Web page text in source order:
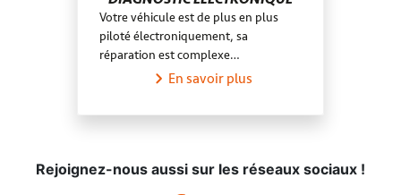
Votre véhicule est de plus en plus
piloté électroniquement, sa
réparation est complexe…
En savoir plus
Rejoignez-nous aussi sur les réseaux sociaux !